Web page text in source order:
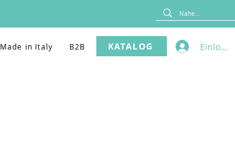
Made in Italy
B2B
KATALOG Einloggen